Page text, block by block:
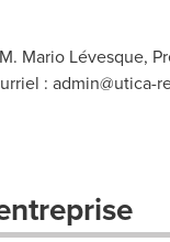
Mario Lévesque,
: admin@utica-